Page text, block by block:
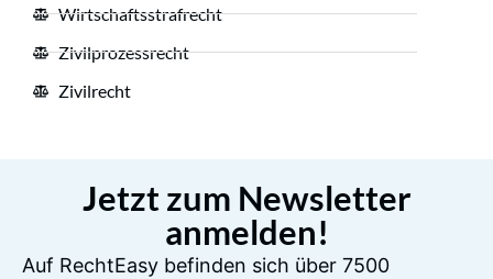
Wirtschaftsstrafrecht
Zivilprozessrecht
Zivilrecht
Jetzt zum Newsletter
anmelden!
Auf RechtEasy befinden sich über 7500